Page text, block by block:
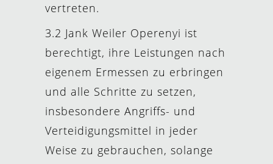
vertreten.
3.2 Jank Weiler Operenyi ist
berechtigt, ihre Leistungen nach
eigenem Ermessen zu erbringen
und alle Schritte zu setzen,
insbesondere Angriffs- und
Verteidigungsmittel in jeder
Weise zu gebrauchen, solange